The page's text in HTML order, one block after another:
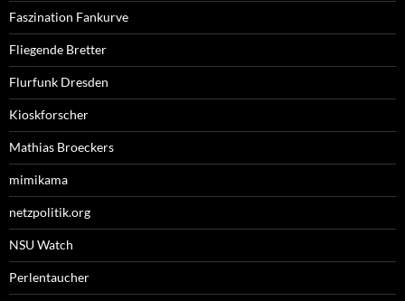
Faszination Fankurve
Fliegende Bretter
Flurfunk Dresden
Kioskforscher
Mathias Broeckers
mimikama
netzpolitik.org
NSU Watch
Perlentaucher